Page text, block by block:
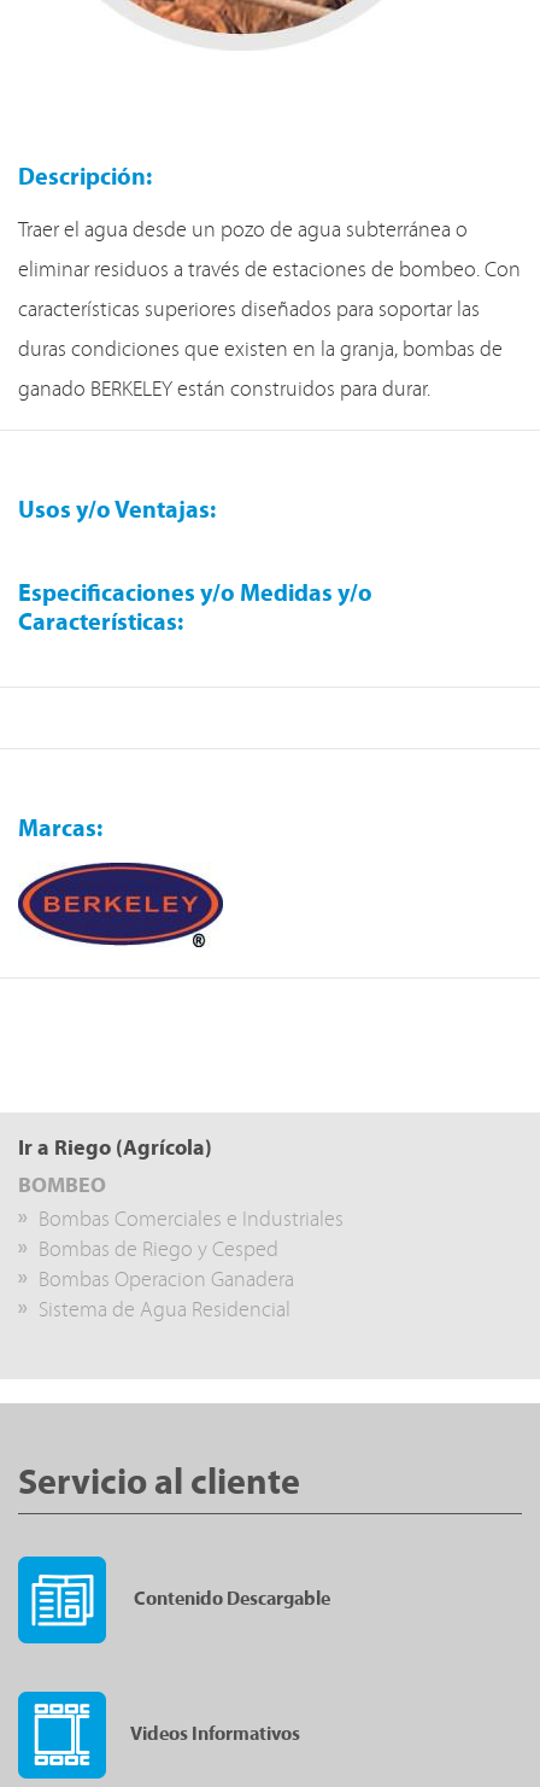
Descripción:
Traer el agua desde un pozo de agua subterránea o
eliminar residuos a través de estaciones de bombeo. Con
características superiores diseñados para soportar las
duras condiciones que existen en la granja, bombas de
ganado BERKELEY están construidos para durar.
Usos y/o Ventajas:
Especificaciones y/o Medidas y/o
Características:
Marcas:
Ir a Riego (Agrícola)
BOMBEO
Bombas Comerciales e Industriales
Bombas de Riego y Cesped
Bombas Operacion Ganadera
Sistema de Agua Residencial
Servicio al cliente
Contenido Descargable
Videos Informativos